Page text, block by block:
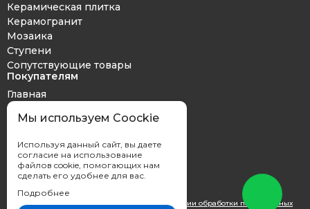
Керамическая плитка
Керамогранит
Мозаика
Ступени
Сопутствующие товары
Покупателям
Главная
Дизайн проект
Оплата и доставка
Контакты
Вы принимаете условияполитики в отношении обработки персональных
Мы используем Coockie
Используя данный сайт, вы даете
согласие на использование
файлов cookie, помогающих нам
сделать его удобнее для вас.
Подробнее